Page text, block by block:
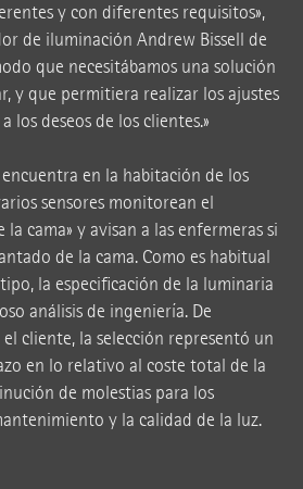
y con diferentes requisitos»,
de iluminación Andrew Bissell de
que necesitábamos una solución
y que permitiera realizar los ajustes
los deseos de los clientes.»
en la habitación de los
sensores monitorean el
cama» y avisan a las enfermeras si
de la cama. Como es habitual
la especificación de la luminaria
análisis de ingeniería. De
cliente, la selección representó un
en lo relativo al coste total de la
de molestias para los
y la calidad de la luz.